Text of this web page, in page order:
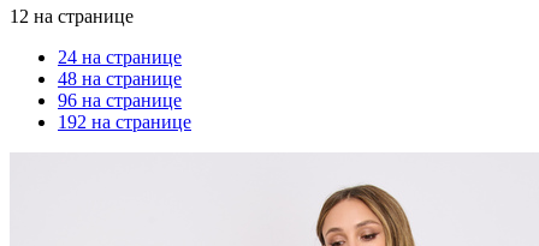
12 на странице
24 на странице
48 на странице
96 на странице
192 на странице